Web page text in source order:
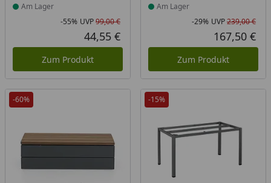
Am Lager
Rabatt in Prozent
-55%
Ursprünglicher Preis
UVP99,00 €
Aktueller Preis
44,55 €
Zum Produkt
Am Lager
-29% UVP239,00 €
167,50 €
Zum Produkt
-60% -15%